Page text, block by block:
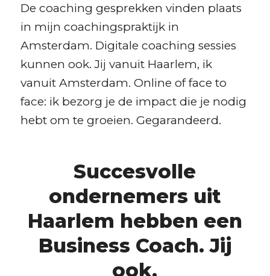
De coaching gesprekken vinden plaats
in mijn coachingspraktijk in
Amsterdam. Digitale coaching sessies
kunnen ook. Jij vanuit Haarlem, ik
vanuit Amsterdam. Online of face to
face: ik bezorg je de impact die je nodig
hebt om te groeien. Gegarandeerd.
Succesvolle
ondernemers uit
Haarlem hebben een
Business Coach. Jij
ook.